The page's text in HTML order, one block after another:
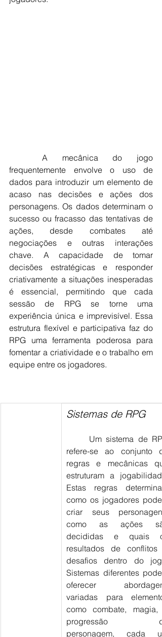
frequentemente envolve o uso de
dados para introduzir um elemento de
acaso nas decisões e ações dos
personagens. Os dados determinam o
sucesso ou fracasso das tentativas de
ações, desde combates até
negociações e outras interações
chave. A capacidade de tomar
decisões estratégicas e responder
criativamente a situações inesperadas
é essencial, permitindo que cada
sessão de RPG se torne uma
experiência única e imprevisível. Essa
estrutura flexível e participativa faz do
RPG uma ferramenta poderosa para
fomentar a criatividade e o trabalho em
equipe entre os jogadores.
Sistemas de RPG
Um sistema de
refere-se ao conjunto
regras e mecânicas
estruturam a
Estas regras
como os jogadores
criar seus
como as ações
decididas e quais
resultados de conflitos
desafios dentro do
Sistemas diferentes
oferecer
variadas para
como combate, magia,
progressão
personagem, cada